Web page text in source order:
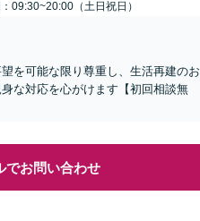
09:30~20:00（土日祝日）
を可能な限り尊重し、生活再建のお
な対応を心がけます【初回相談無
でお問い合わせ